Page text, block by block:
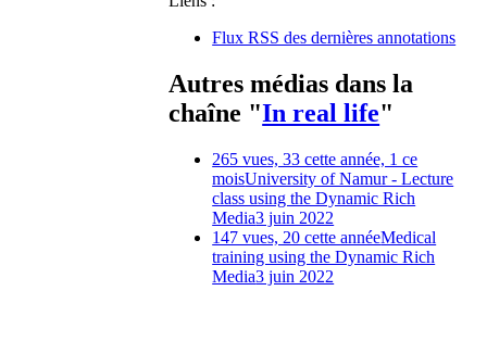
Flux RSS des dernières annotations
Autres médias dans la
chaîne "In real life"
265 vues, 33 cette année, 1 ce
moisUniversity of Namur - Lecture
class using the Dynamic Rich
Media3 juin 2022
147 vues, 20 cette annéeMedical
training using the Dynamic Rich
Media3 juin 2022